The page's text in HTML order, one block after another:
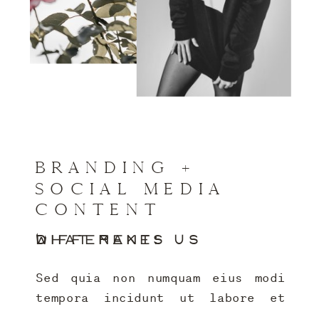
BRANDING +
SOCIAL MEDIA
CONTENT
Sed quia non numquam eius modi
tempora incidunt ut labore et
WHAT MAKES US DIFFERENT: